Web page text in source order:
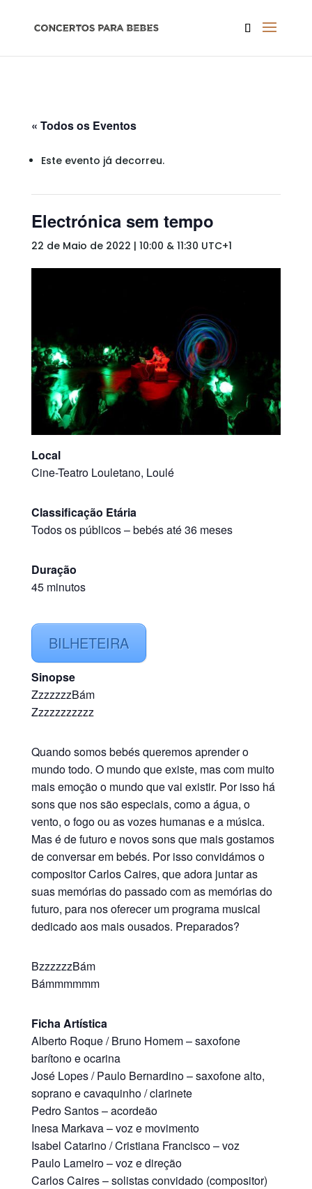
« Todos os Eventos
Este evento já decorreu.
Electrónica sem tempo
22 de Maio de 2022 | 10:00 & 11:30 UTC+1
Local
Cine-Teatro Louletano, Loulé
Classificação Etária
Todos os públicos–bebés até 36 meses
Duração
45 minutos
BILHETEIRA
Sinopse
ZzzzzzzBám
Zzzzzzzzzzz
Quando somos bebés queremos aprender o
mundo todo. O mundo que existe, mas com muito
mais emoção o mundo que vai existir. Por isso há
sons que nos são especiais, como a água, o
vento, o fogo ou as vozes humanas e a música.
Mas é de futuro e novos sons que mais gostamos
de conversar em bebés. Por isso convidámos o
compositor Carlos Caires, que adora juntar as
suas memórias do passado com as memórias do
futuro, para nos oferecer um programa musical
dedicado aos mais ousados. Preparados?
BzzzzzzBám
Bámmmmmm
Ficha Artística
Alberto Roque / Bruno Homem – saxofone
barítono e ocarina
José Lopes / Paulo Bernardino – saxofone alto,
soprano e cavaquinho / clarinete
Pedro Santos – acordeão
Inesa Markava – voz e movimento
Isabel Catarino / Cristiana Francisco – voz
Paulo Lameiro – voz e direção
Carlos Caires – solistas convidado (compositor)